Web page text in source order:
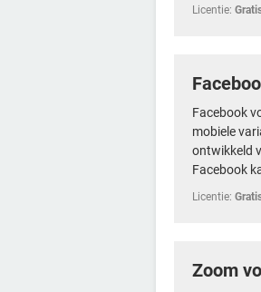
Licentie:
Facebook
mobiele
ontwikkeld
Facebook
Licentie:
Zoom